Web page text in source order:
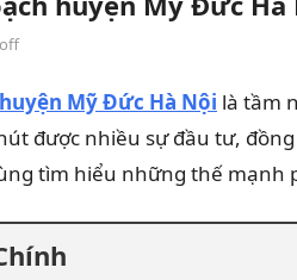
Mỹ Đức Hà Nội là tầm
được nhiều sự đầu tư,
tìm hiểu những thế